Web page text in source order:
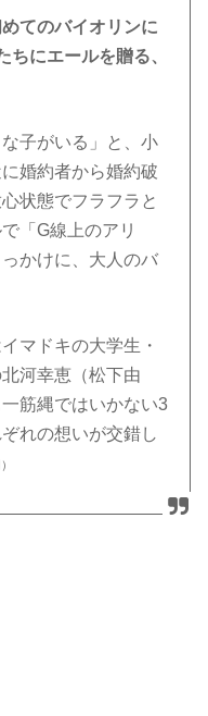
てのバイオリンに
にエールを贈る、
子がいる」と、小
婚約者から婚約破
状態でフラフラと
「G線上のアリ
かけに、大人のバ
マドキの大学生・
河幸恵（松下由
筋縄ではいかない3
れの想いが交錯し